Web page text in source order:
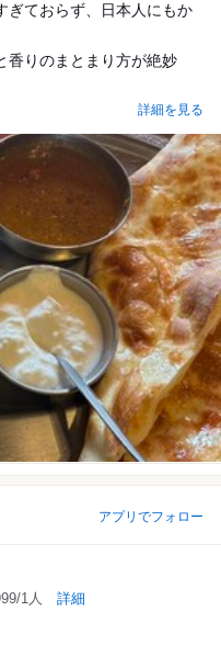
ぎておらず、日本人にもか
香りのまとまり方が絶妙
詳細を見る
アプリでフォロー
1人 詳細